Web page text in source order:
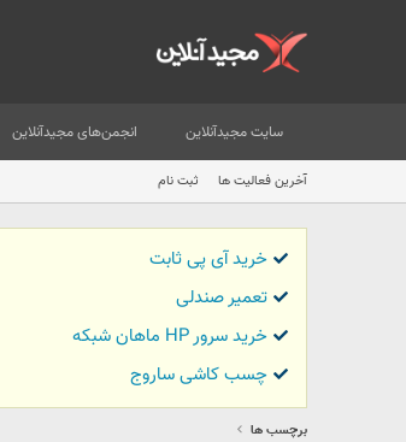
سایت مجیدآنلاین انجمن‌های مجیدآنلاین
آخرین فعالیت ها ثبت نام
خرید آی پی ثابت
تعمیر صندلی
خرید سرور HP ماهان شبکه
چسب کاشی ساروج
برچسب ها